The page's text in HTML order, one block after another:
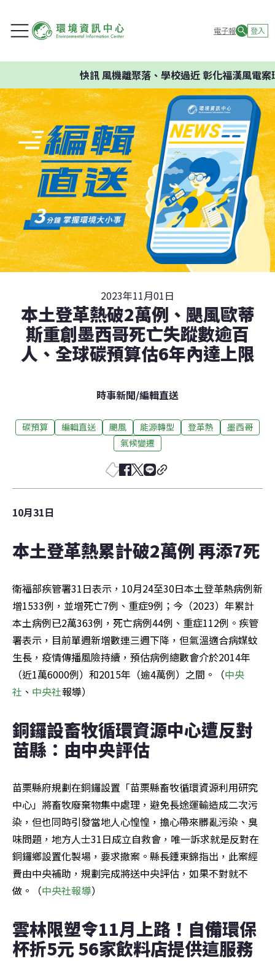
電子報 登入
快訊風機離聚落、學校過近 彰化福漢風電案環
2023年11月01日
本土登革熱破2萬例、颶風歐蒂
斯重創墨西哥死亡失蹤數逾百
人、全球碳預算估6年內達上限
時事新聞/編輯直送
碳預算 編輯直送 颶風 能源轉型 登革熱
墨西哥
氣候變遷
10月31日
本土登革熱累計破2萬例 再添7死
衛福部疾管署31日表示，10月24至30日本土登革熱病例新
增1533例，並增死亡7例、重症9例；今（2023）年累計
本土病例已2萬363例，死亡病例44例、重症112例。疾管
署表示，目前單週新增數連三週下降，但氣溫適合病媒蚊
生長，疫情傳播風險持續，預估病例總數會介於2014年
（近1萬6000例）和2015年（逾4萬例）之間。（中央
社 、 中央社報導）
銅鑼設畜牧循環資源中心遭反對
苗縣：由中央評估
苗栗縣府規劃在銅鑼設置「苗栗縣畜牧循環資源利用研究
中心」將畜牧廢棄物集中處理，避免長途運輸造成二次污
染，但也同時引發當地人心惶惶，擔心帶來髒亂污染、臭
味問題，地方人士31日成立自救會，唯一訴求就是反對在
銅鑼鄉設置化製場，要求撤案。縣長鍾東錦指出，此案經
費由中央補助，規劃完成將送中央評估，如果不對就不
做。（中央社報導）
雲林限塑令11月上路！自備環保
杯折5元 56家飲料店提供這服務